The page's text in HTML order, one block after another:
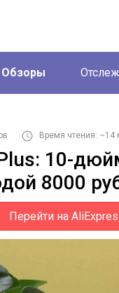
Обзоры
Время чтения: ~14
10-
8000
Перейти на